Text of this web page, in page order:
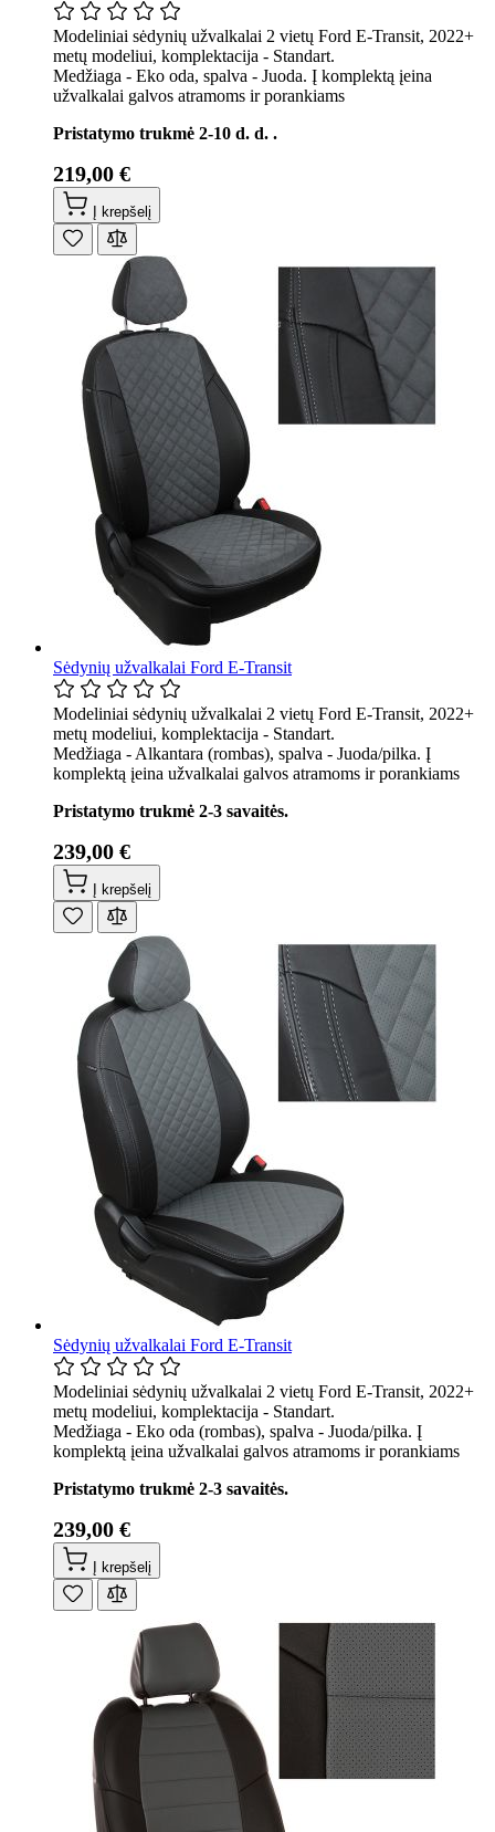
Modeliniai sėdynių užvalkalai 2 vietų Ford E-Transit, 2022+
metų modeliui, komplektacija - Standart.
Medžiaga - Eko oda, spalva - Juoda. Į komplektą įeina
užvalkalai galvos atramoms ir porankiams
Pristatymo trukmė 2-10 d. d. .
219,00 €
Į krepšelį
Sėdynių užvalkalai Ford E-Transit
Modeliniai sėdynių užvalkalai 2 vietų Ford E-Transit, 2022+
metų modeliui, komplektacija - Standart.
Medžiaga - Alkantara (rombas), spalva - Juoda/pilka. Į
komplektą įeina užvalkalai galvos atramoms ir porankiams
Pristatymo trukmė 2-3 savaitės.
239,00 €
Į krepšelį
Sėdynių užvalkalai Ford E-Transit
Modeliniai sėdynių užvalkalai 2 vietų Ford E-Transit, 2022+
metų modeliui, komplektacija - Standart.
Medžiaga - Eko oda (rombas), spalva - Juoda/pilka. Į
komplektą įeina užvalkalai galvos atramoms ir porankiams
Pristatymo trukmė 2-3 savaitės.
239,00 €
Į krepšelį